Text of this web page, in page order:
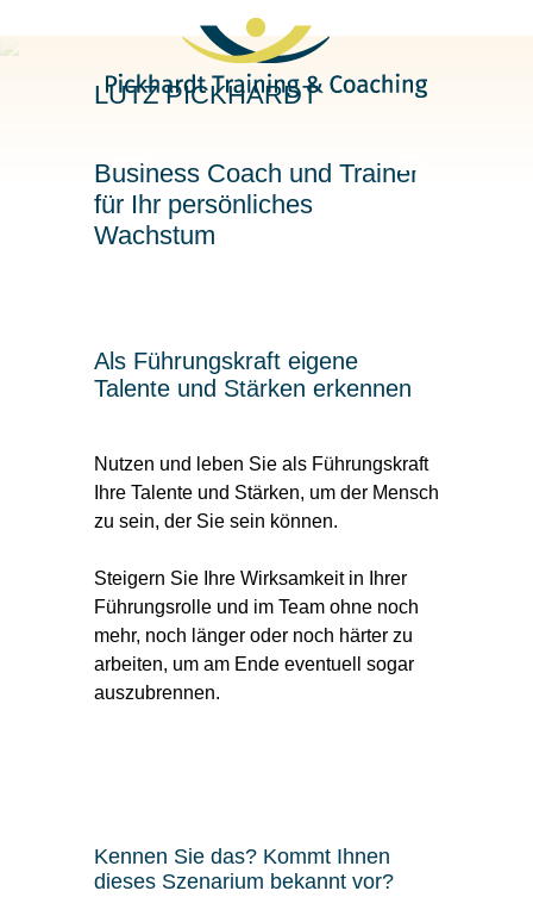
MENU
LUTZ PICKHARDT
Business Coach und Trainer
für Ihr persönliches
Wachstum
Als Führungskraft eigene
Talente und Stärken erkennen
Nutzen und leben Sie als Führungskraft
Ihre Talente und Stärken, um der Mensch
zu sein, der Sie sein können.
Steigern Sie Ihre Wirksamkeit in Ihrer
Führungsrolle und im Team ohne noch
mehr, noch länger oder noch härter zu
arbeiten, um am Ende eventuell sogar
auszubrennen.
Kennen Sie das? Kommt Ihnen
dieses Szenarium bekannt vor?